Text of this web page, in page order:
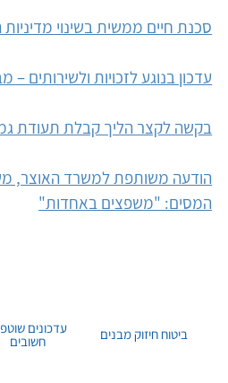
סכנת חיים ממשית בשינוי מדיניות
עדכון בנוגע לזכויות ולשירותים
בקשה לקצר הליך קבלת תעודת
הודעה משותפת למשרד האוצר,
המסים: "משפצים באחדות"
ביטוח חיזוק מבנים עדכונים
חשובים